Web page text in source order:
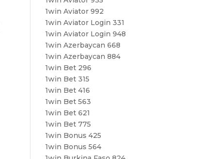
1win Aviator 992
1win Aviator Login 331
1win Aviator Login 948
1win Azerbaycan 668
1win Azerbaycan 884
1win Bet 296
1win Bet 315
1win Bet 416
1win Bet 563
1win Bet 621
1win Bet 775
1win Bonus 425
1win Bonus 564